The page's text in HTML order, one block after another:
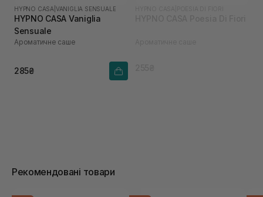
HYPNO CASA VANIGLIA SENSUALE
HYPNO CASA Vaniglia
Sensuale
Ароматичне саше
285₴
Рекомендовані товари